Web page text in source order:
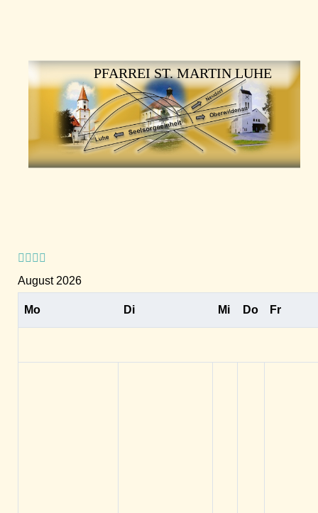
PFARREI ST. MARTIN LUHE
August 2026
Mo Di Mi Do Fr